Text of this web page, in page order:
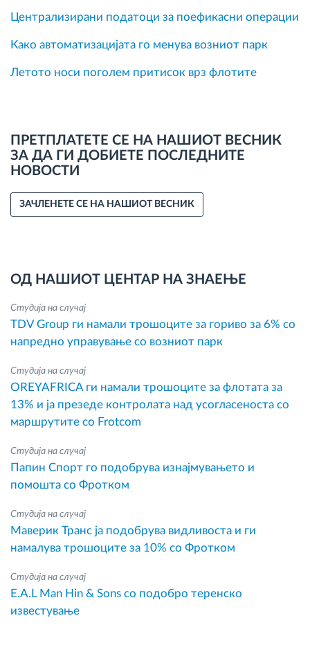
Централизирани податоци за поефикасни операции
Како автоматизацијата го менува возниот парк
Летото носи поголем притисок врз флотите
ПРЕТПЛАТЕТЕ СЕ НА НАШИОТ ВЕСНИК
ЗА ДА ГИ ДОБИЕТЕ ПОСЛЕДНИТЕ
НОВОСТИ
ЗАЧЛЕНЕТЕ СЕ НА НАШИОТ ВЕСНИК
ОД НАШИОТ ЦЕНТАР НА ЗНАЕЊЕ
Студија на случај
TDV Group ги намали трошоците за гориво за 6% со
напредно управување со возниот парк
Студија на случај
OREYAFRICA ги намали трошоците за флотата за
13% и ја презеде контролата над усогласеноста со
маршрутите со Frotcom
Студија на случај
Папин Спорт го подобрува изнајмувањето и
помошта со Фротком
Студија на случај
Маверик Транс ја подобрува видливоста и ги
намалува трошоците за 10% со Фротком
Студија на случај
E.A.L Man Hin & Sons со подобро теренско
известување